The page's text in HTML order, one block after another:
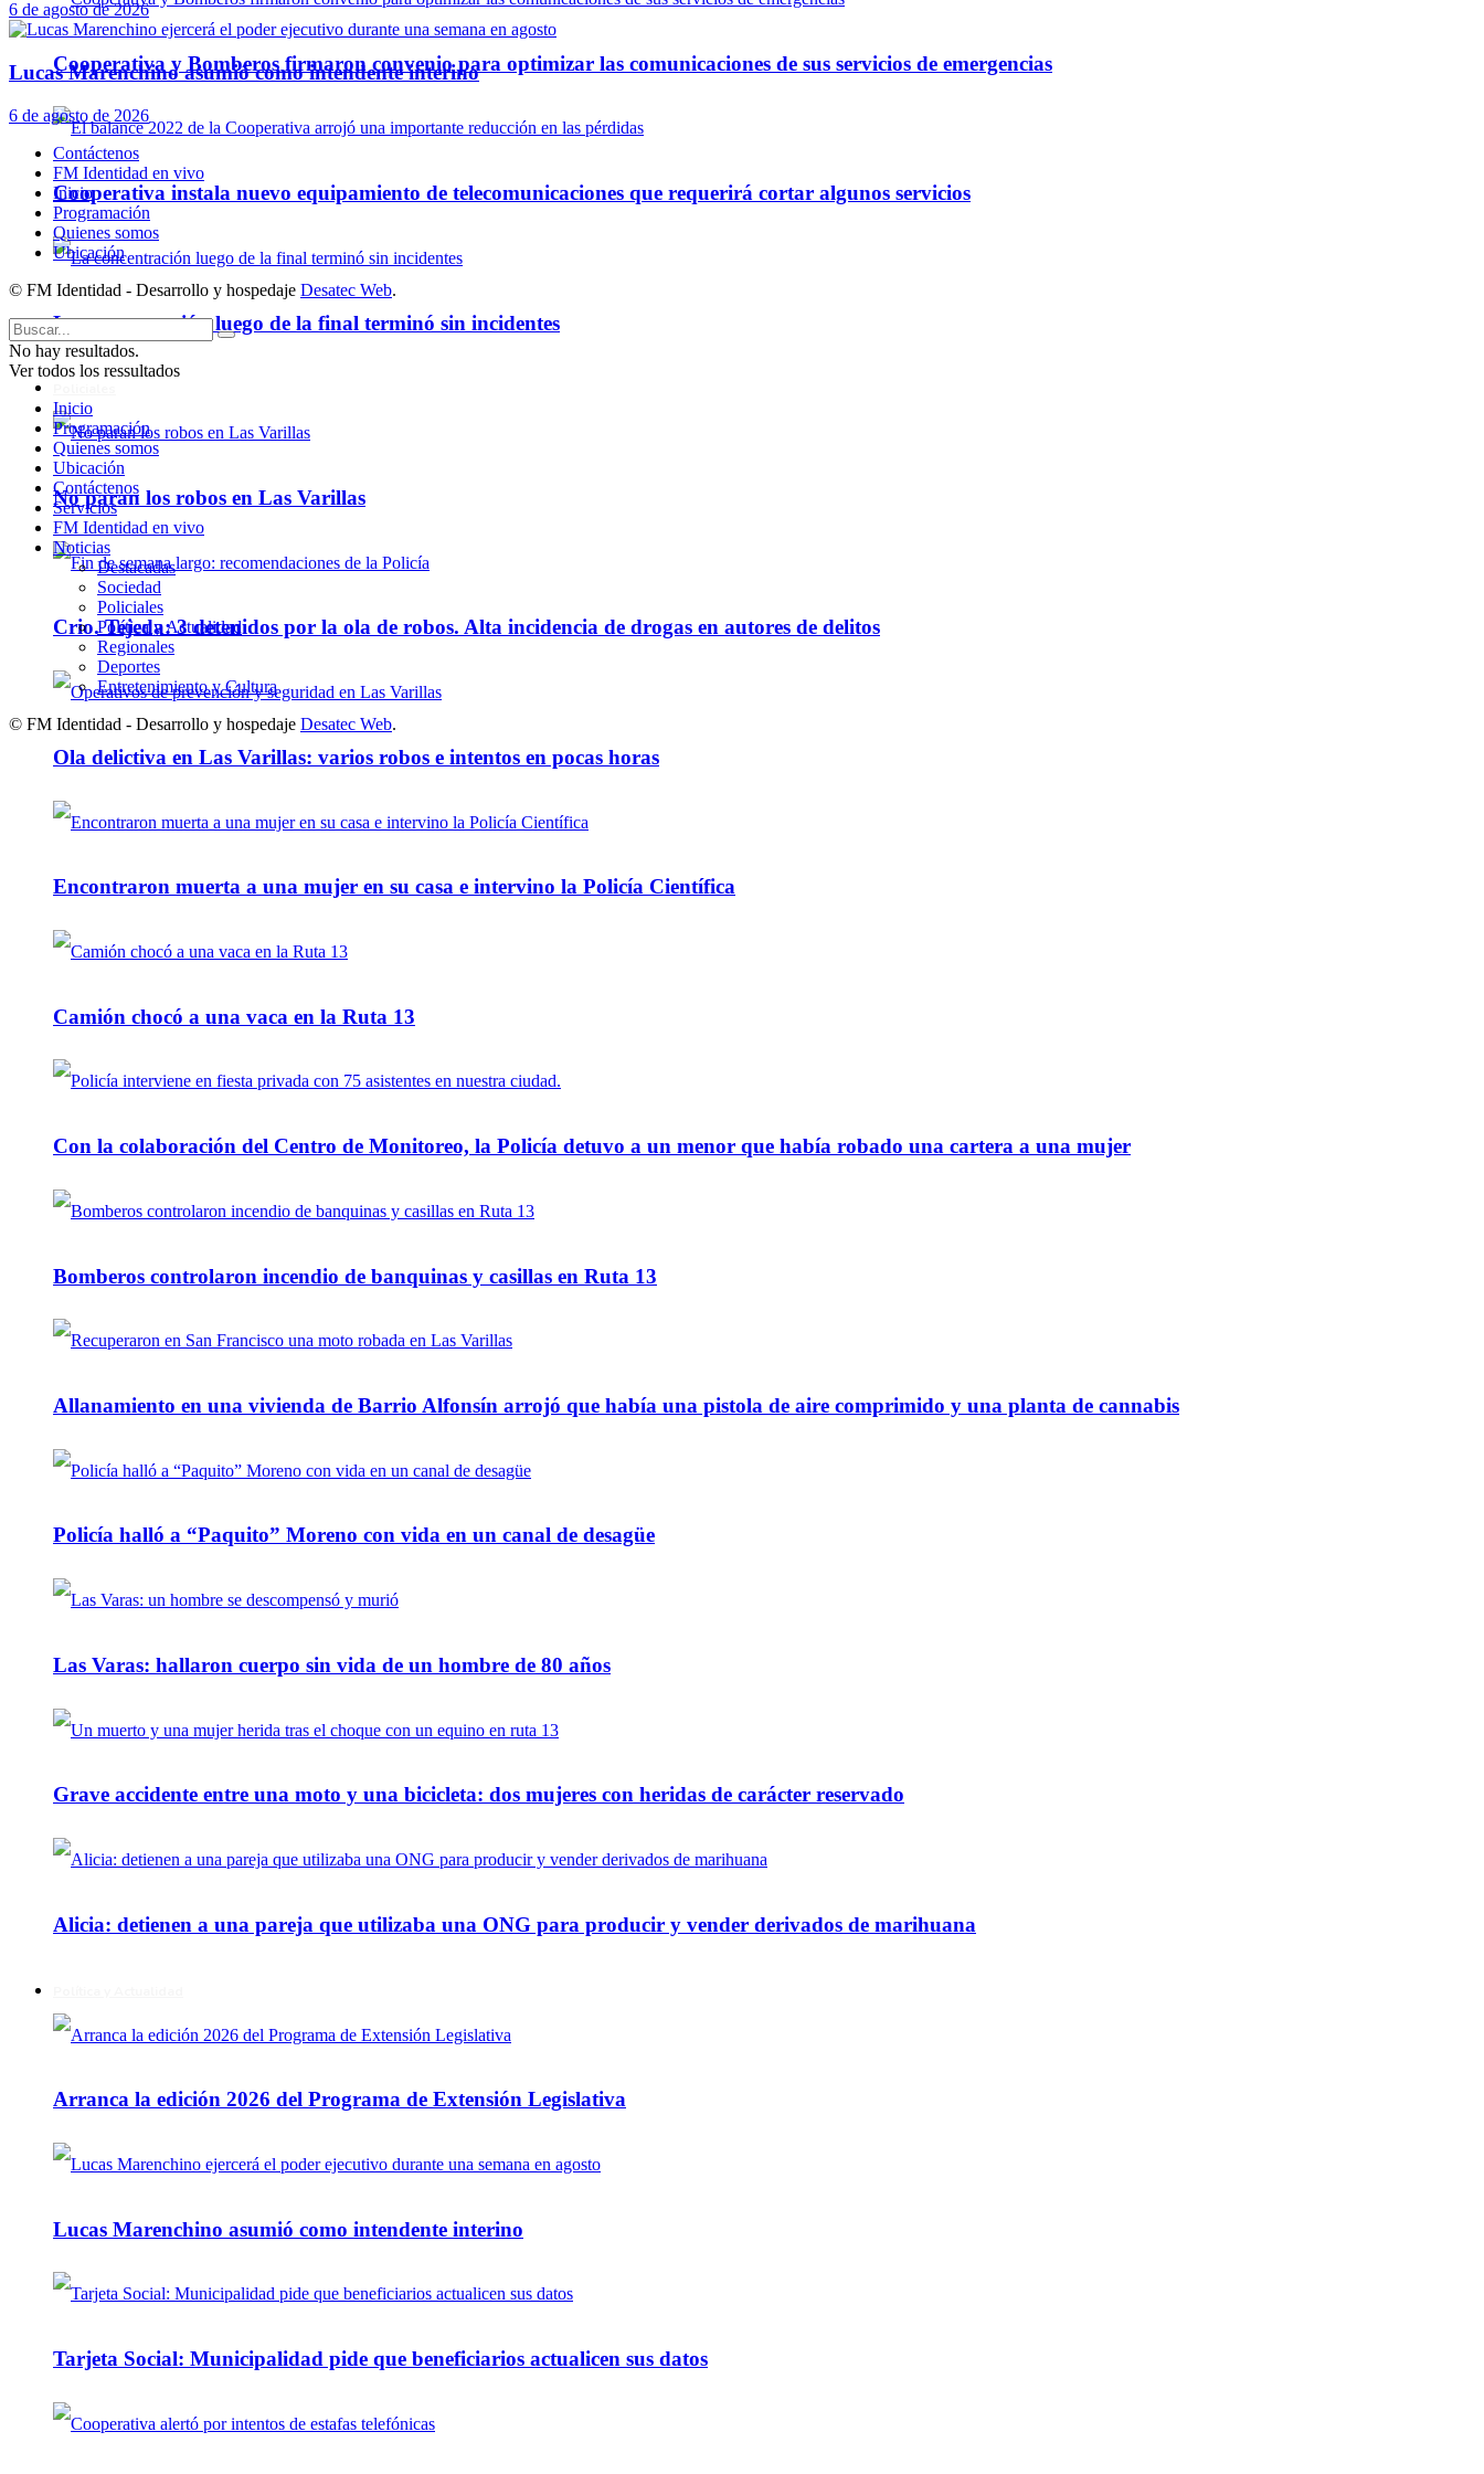
Cooperativa y Bomberos firmaron convenio para optimizar las comunicaciones de sus servicios de emergencias
Cooperativa instala nuevo equipamiento de telecomunicaciones que requerirá cortar algunos servicios
La concentración luego de la final terminó sin incidentes
No paran los robos en Las Varillas
Crio. Tejeda: 3 detenidos por la ola de robos. Alta incidencia de drogas en autores de delitos
Ola delictiva en Las Varillas: varios robos e intentos en pocas horas
Encontraron muerta a una mujer en su casa e intervino la Policía Científica
Camión chocó a una vaca en la Ruta 13
Con la colaboración del Centro de Monitoreo, la Policía detuvo a un menor que había robado una cartera a una mujer
Bomberos controlaron incendio de banquinas y casillas en Ruta 13
Allanamiento en una vivienda de Barrio Alfonsín arrojó que había una pistola de aire comprimido y una planta de cannabis
Policía halló a “Paquito” Moreno con vida en un canal de desagüe
Las Varas: hallaron cuerpo sin vida de un hombre de 80 años
Grave accidente entre una moto y una bicicleta: dos mujeres con heridas de carácter reservado
Alicia: detienen a una pareja que utilizaba una ONG para producir y vender derivados de marihuana
Arranca la edición 2026 del Programa de Extensión Legislativa
Lucas Marenchino asumió como intendente interino
Tarjeta Social: Municipalidad pide que beneficiarios actualicen sus datos
6 de agosto de 2026
Lucas Marenchino asumió como intendente interino
6 de agosto de 2026
Contáctenos
FM Identidad en vivo
Inicio
Programación
Quienes somos
Ubicación
© FM Identidad - Desarrollo y hospedaje Desatec Web.
No hay resultados.
Ver todos los ressultados
Inicio
Programación
Quienes somos
Ubicación
Contáctenos
Servicios
FM Identidad en vivo
Noticias
Destacadas
Sociedad
Policiales
Política y Actualidad
Regionales
Deportes
Entretenimiento y Cultura
© FM Identidad - Desarrollo y hospedaje Desatec Web.